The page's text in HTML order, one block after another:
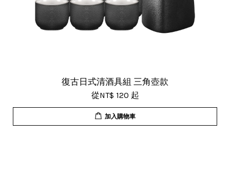
復古日式清酒具組 三角壺款
從NT$ 120 起
加入購物車